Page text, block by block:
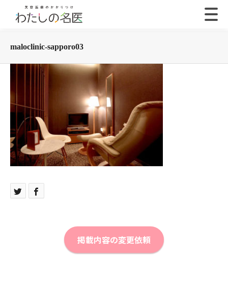
maloclinic-sapporo03
掲載内容の変更依頼